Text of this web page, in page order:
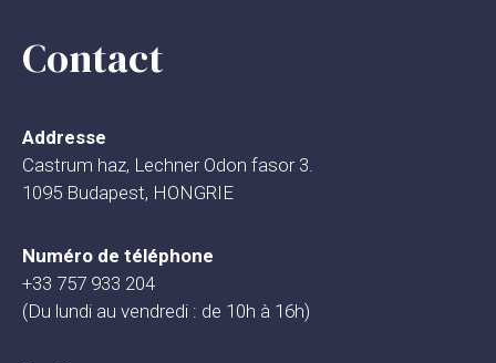
Contact
Addresse
Castrum haz, Lechner Odon fasor 3.
1095 Budapest, HONGRIE
Numéro de téléphone
+33 757 933 204
(Du lundi au vendredi : de 10h à 16h)